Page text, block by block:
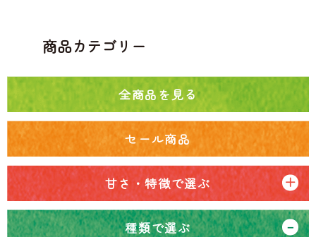
商品カテゴリー
全商品を見る
セール商品
甘さ・特徴で選ぶ
種類で選ぶ